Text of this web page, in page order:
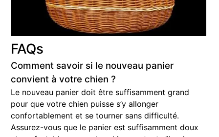
FAQs
Comment savoir si le nouveau panier
convient à votre chien ?
Le nouveau panier doit être suffisamment grand
pour que votre chien puisse s’y allonger
confortablement et se tourner sans difficulté.
Assurez-vous que le panier est suffisamment doux